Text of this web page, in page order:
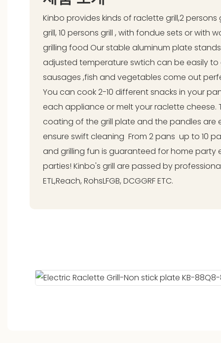
Kinbo provides kinds of raclette grill,2 persons
grill, 10 persons grill , with fondue sets or with
grilling food Our stable aluminum plate
adjusted temperature swtich can be easily
sausages ,fish and vegetables come out
You can cook 2-10 different snacks in your
each appliance or melt your raclette cheese.
coating of the grill plate and the pandles are
ensure swift cleaning From 2 pans up to 10
and grilling fun is guaranteed for home party
parties! Kinbo's grill are passed by
ETL,Reach, RohsLFGB, DCGGRF ETC.